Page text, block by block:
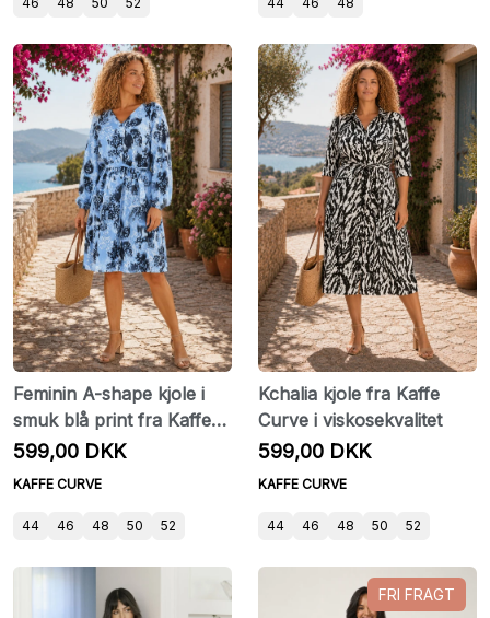
Feminin A-shape kjole i
smuk blå print fra Kaffe
Curve
599,00 DKK
KAFFE CURVE
44 46 48 50 52
Kchalia kjole fra Kaffe
Curve i viskosekvalitet
599,00 DKK
KAFFE CURVE
44 46 48 50 52
FRI FRAGT